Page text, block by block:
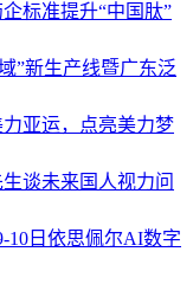
标准提升“中国肽”
”新生产线暨广东泛
亚运，点亮美力梦
谈未来国人视力问
10日依思佩尔AI数字